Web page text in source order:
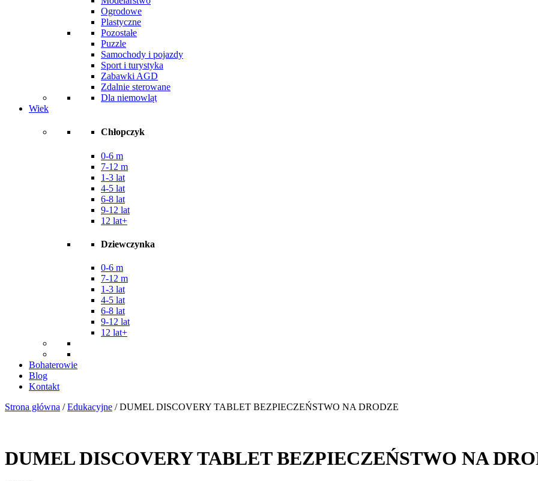
Ogrodowe
Plastyczne
Pozostałe
Puzzle
Samochody i pojazdy
Sport i turystyka
Zabawki AGD
Zdalnie sterowane
Dla niemowląt
Wiek
Chłopczyk
0-6 m
7-12 m
1-3 lat
4-5 lat
6-8 lat
9-12 lat
12 lat+
Dziewczynka
0-6 m
7-12 m
1-3 lat
4-5 lat
6-8 lat
9-12 lat
12 lat+
Bohaterowie
Blog
Kontakt
Strona główna /Edukacyjne / DUMEL DISCOVERY TABLET BEZPIECZEŃSTWO NA DRODZE
DUMEL DISCOVERY TABLET BEZPIECZEŃSTWO NA